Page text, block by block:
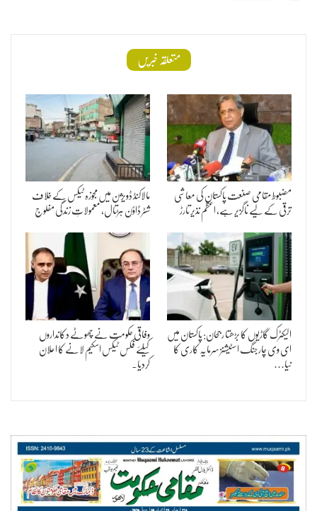
متعلقہ خبریں
مضبوط مقامی صنعت پاکستان کی معاشی
ترقی کے لیے ناگزیر ہے، اعظم نذیر تارڑ
مالاکنڈ ڈویژن میں مجوزہ ٹیکس کے خلاف
شٹر ڈاؤن ہڑتال، معمولاتِ زندگی مفلوج
الیکٹرک گاڑیوں کا بڑھتا رجحان: پاکستان میں
ای وی چارجنگ اسٹیشنز سرمایہ کاری کا
نیا…
وفاقی حکومت نے چھوٹے دکانداروں
کیلئے فکس ٹیکس اسکیم لانے کا اعلان
کردیا۔